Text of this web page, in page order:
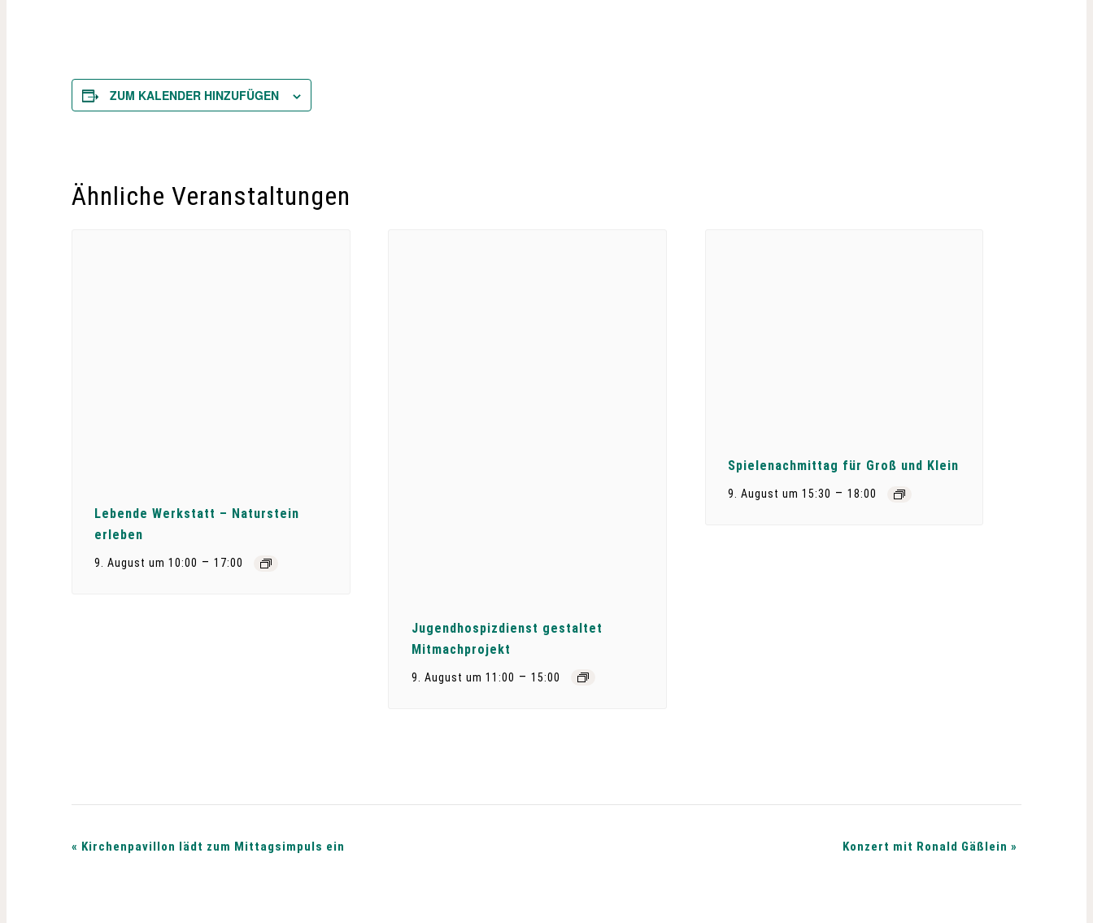
ZUM KALENDER HINZUFÜGEN
Ähnliche Veranstaltungen
Lebende Werkstatt – Naturstein
erleben
9. August um 10:00 –17:00
Jugendhospizdienst gestaltet
Mitmachprojekt
9. August um 11:00 – 15:00
Spielenachmittag für Groß und Klein
9. August um 15:30 – 18:00
V
« Kirchenpavillon lädt zum Mittagsimpuls ein Konzert mit Ronald Gäßlein »